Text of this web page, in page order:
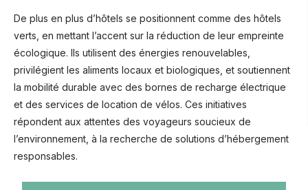
De plus en plus d’hôtels se positionnent comme des hôtels
verts, en mettant l’accent sur la réduction de leur empreinte
écologique. Ils utilisent des énergies renouvelables,
privilégient les aliments locaux et biologiques, et soutiennent
la mobilité durable avec des bornes de recharge électrique
et des services de location de vélos. Ces initiatives
répondent aux attentes des voyageurs soucieux de
l’environnement, à la recherche de solutions d’hébergement
responsables.